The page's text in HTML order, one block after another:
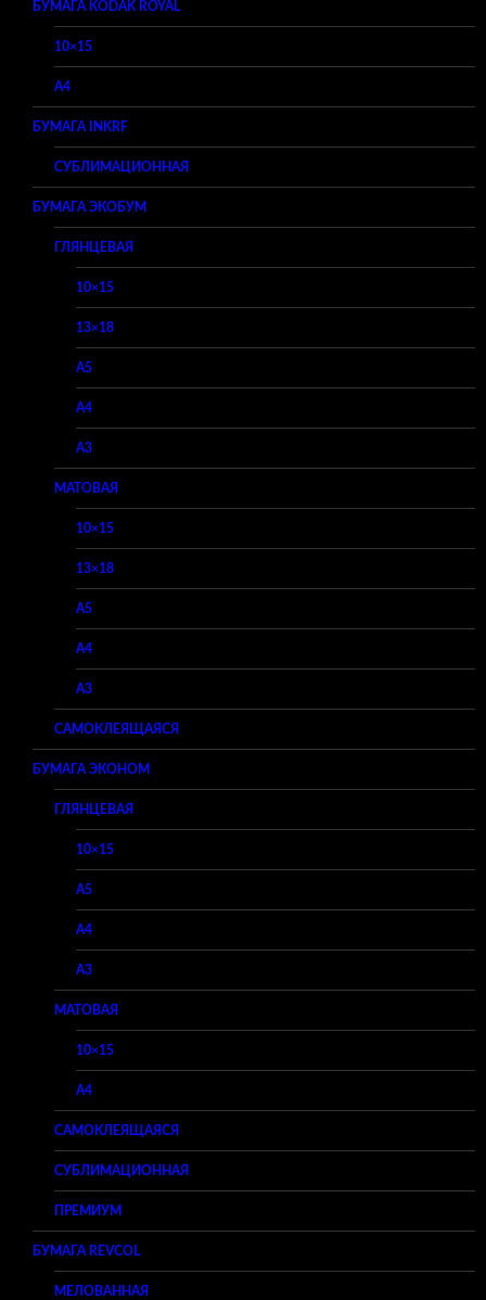
БУМАГА KODAK ROYAL
10×15
A4
БУМАГА INKRF
СУБЛИМАЦИОННАЯ
БУМАГА ЭКОБУМ
ГЛЯНЦЕВАЯ
10×15
13×18
A5
A4
A3
МАТОВАЯ
10×15
13×18
A5
A4
A3
САМОКЛЕЯЩАЯСЯ
БУМАГА ЭКОНОМ
ГЛЯНЦЕВАЯ
10×15
A5
A4
A3
МАТОВАЯ
10×15
A4
САМОКЛЕЯЩАЯСЯ
СУБЛИМАЦИОННАЯ
ПРЕМИУМ
БУМАГА REVCOL
МЕЛОВАННАЯ